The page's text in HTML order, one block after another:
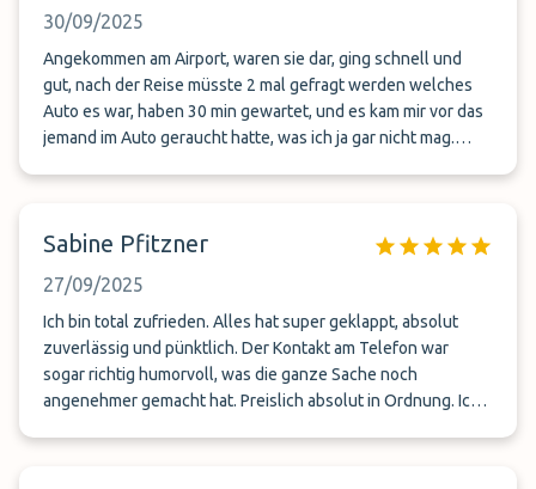
30/09/2025
Angekommen am Airport, waren sie dar, ging schnell und
gut, nach der Reise müsste 2 mal gefragt werden welches
Auto es war, haben 30 min gewartet, und es kam mir vor das
jemand im Auto geraucht hatte, was ich ja gar nicht mag.
Sabine Pfitzner
27/09/2025
Ich bin total zufrieden. Alles hat super geklappt, absolut
zuverlässig und pünktlich. Der Kontakt am Telefon war
sogar richtig humorvoll, was die ganze Sache noch
angenehmer gemacht hat. Preislich absolut in Ordnung. Ich